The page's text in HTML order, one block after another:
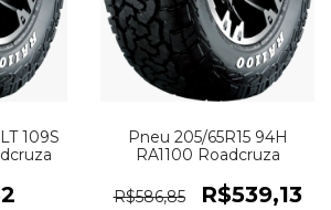
109S
Pneu 205/65R15 94H
RA1100 Roadcruza
R$586,85 R$539,13